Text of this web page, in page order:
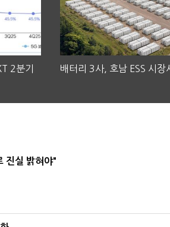
2분기
배터리 3사, 호남 ESS 시장
진실 밝혀야"